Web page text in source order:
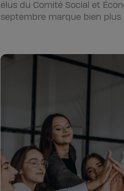
élus du Comité Social et
septembre marque bien plus